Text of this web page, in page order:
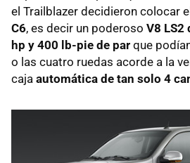
el Trailblazer decidieron colocar
C6, es decir un poderoso V8 LS2
hp y 400 lb-pie de par que
o las cuatro ruedas acorde a la
caja automática de tan solo 4